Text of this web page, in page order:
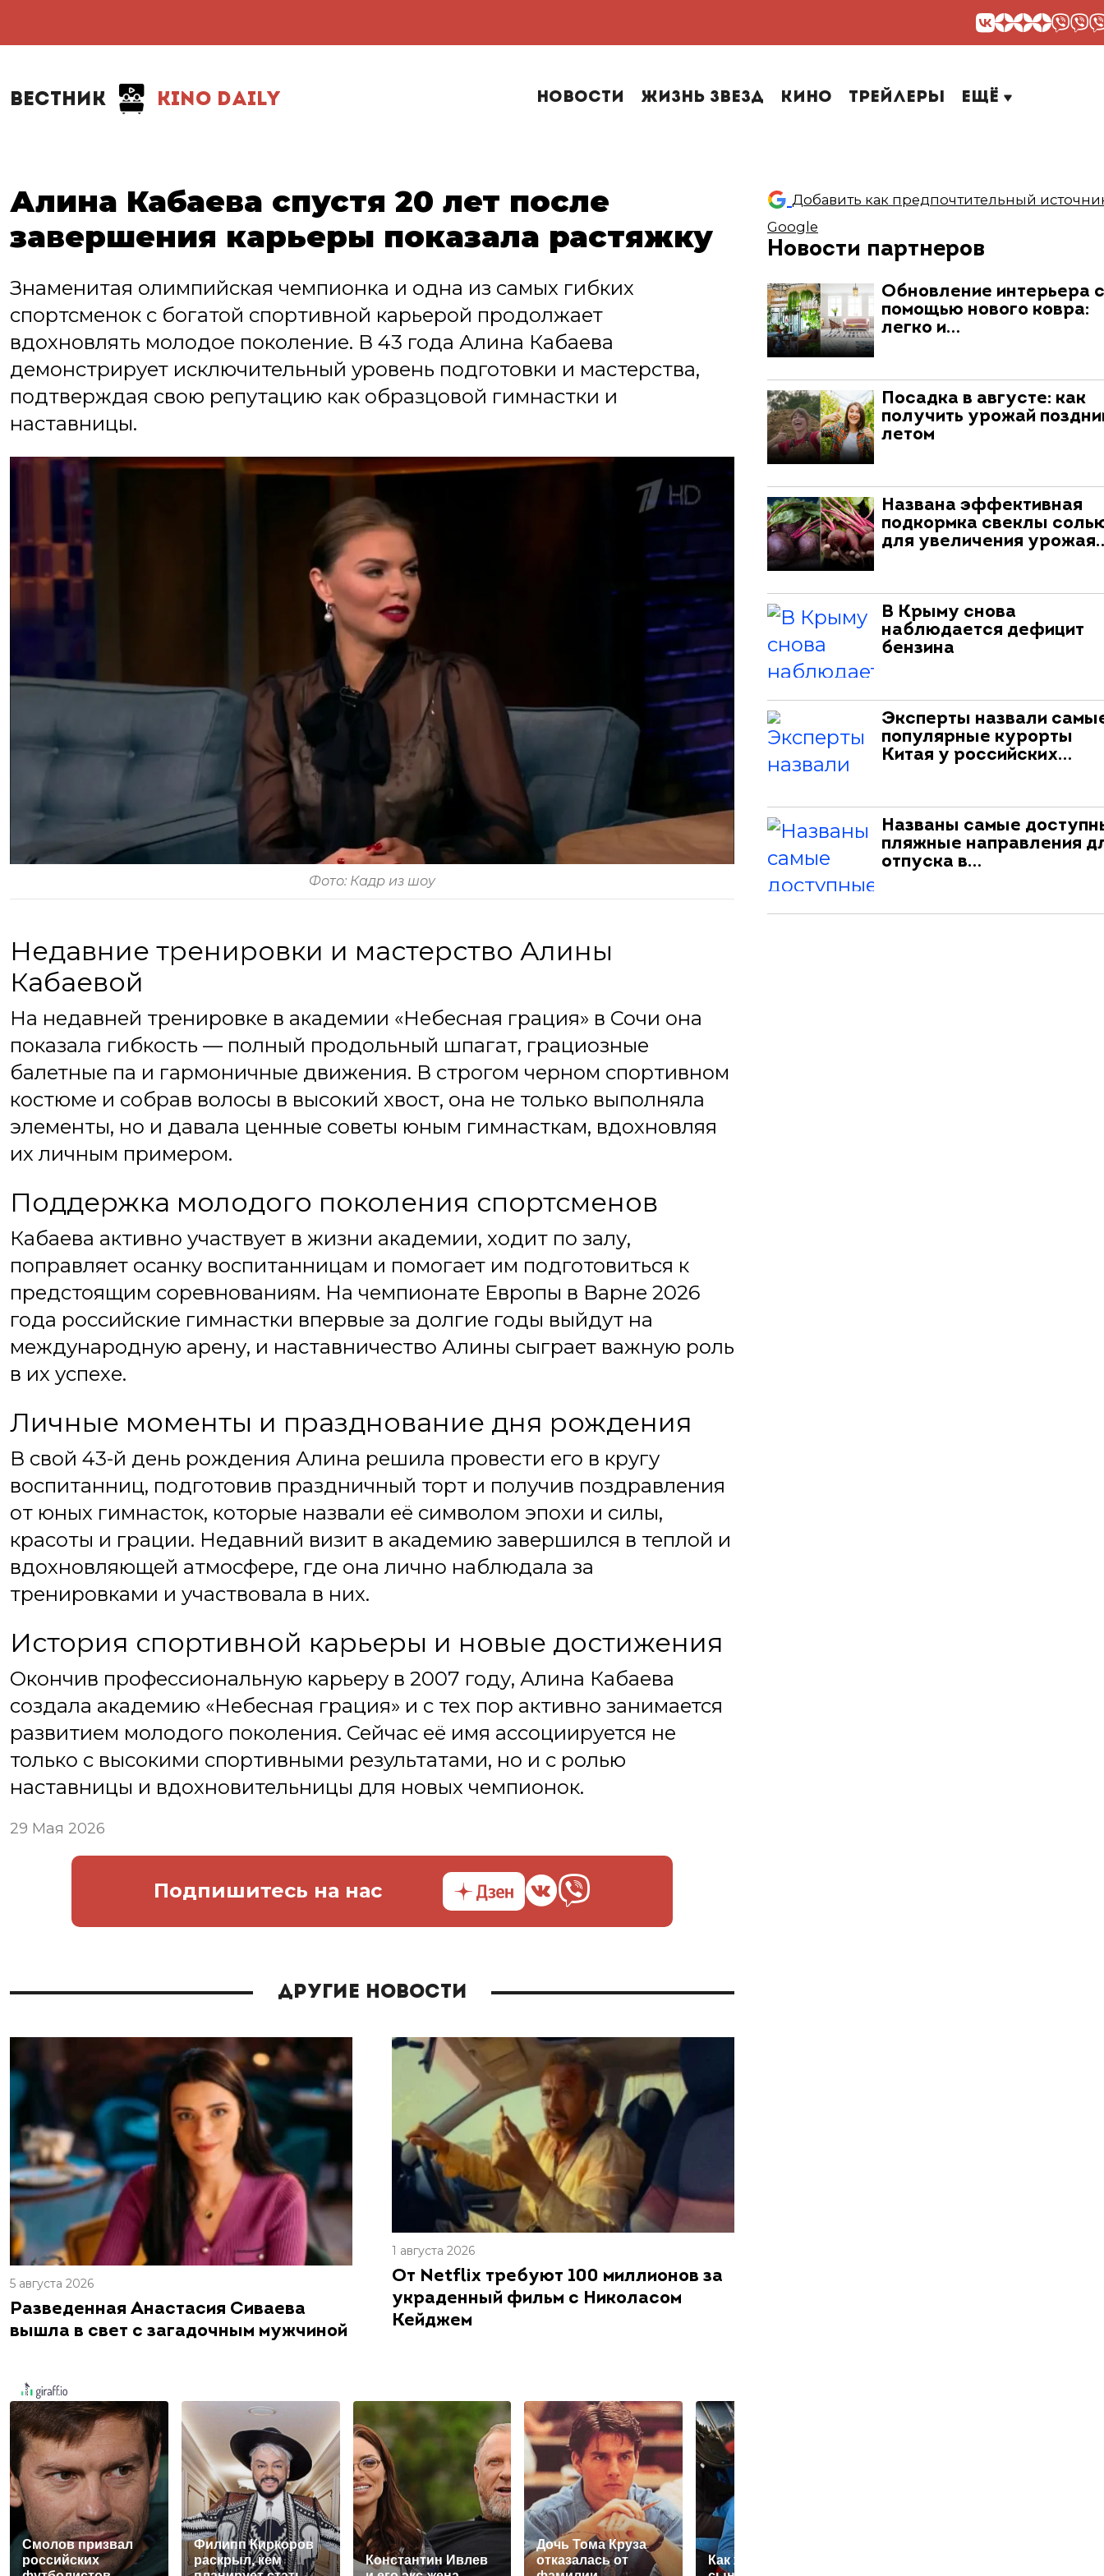
ВЕСТНИК KINO DAILY Новости Жизнь звезд Кино Трейлеры Ещё
Алина Кабаева спустя 20 лет после
завершения карьеры показала растяжку
Знаменитая олимпийская чемпионка и одна из самых гибких
спортсменок с богатой спортивной карьерой продолжает
вдохновлять молодое поколение. В 43 года Алина Кабаева
демонстрирует исключительный уровень подготовки и мастерства,
подтверждая свою репутацию как образцовой гимнастки и
наставницы.
Фото: Кадр из шоу
Недавние тренировки и мастерство Алины
Кабаевой
На недавней тренировке в академии «Небесная грация» в Сочи она
показала гибкость — полный продольный шпагат, грациозные
балетные па и гармоничные движения. В строгом черном спортивном
костюме и собрав волосы в высокий хвост, она не только выполняла
элементы, но и давала ценные советы юным гимнасткам, вдохновляя
их личным примером.
Поддержка молодого поколения спортсменов
Кабаева активно участвует в жизни академии, ходит по залу,
поправляет осанку воспитанницам и помогает им подготовиться к
предстоящим соревнованиям. На чемпионате Европы в Варне 2026
года российские гимнастки впервые за долгие годы выйдут на
международную арену, и наставничество Алины сыграет важную роль
в их успехе.
Личные моменты и празднование дня рождения
В свой 43-й день рождения Алина решила провести его в кругу
воспитанниц, подготовив праздничный торт и получив поздравления
от юных гимнасток, которые назвали её символом эпохи и силы,
красоты и грации. Недавний визит в академию завершился в теплой и
вдохновляющей атмосфере, где она лично наблюдала за
тренировками и участвовала в них.
История спортивной карьеры и новые достижения
Окончив профессиональную карьеру в 2007 году, Алина Кабаева
создала академию «Небесная грация» и с тех пор активно занимается
развитием молодого поколения. Сейчас её имя ассоциируется не
только с высокими спортивными результатами, но и с ролью
наставницы и вдохновительницы для новых чемпионок.
29 Мая 2026
Подпишитесь на нас
Другие новости
5 августа 2026
Разведенная Анастасия Сиваева
вышла в свет с загадочным мужчиной
1 августа 2026
От Netflix требуют 100 миллионов за
украденный фильм с Николасом
Кейджем
Смолов призвал
российских
Филипп Киркоров
раскрыл, кем
Константин Ивлев
Дочь Тома Круза
отказалась от
Как живет 15-летней
Добавить как предпочтительный
Google
Новости партнеров
Обновление интерьера с
помощью нового ковра:
легко и…
Посадка в августе: как
получить урожай
летом
Названа эффективная
подкормка свеклы
для увеличения
В Крыму снова
наблюдается дефицит
бензина
Эксперты назвали
популярные курорты
Китая у российских…
Названы самые
пляжные направления
отпуска в…